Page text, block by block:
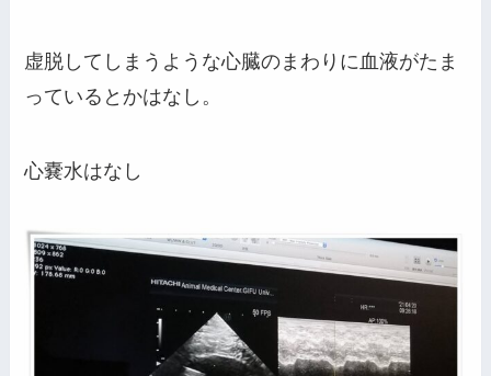
虚脱してしまうような心臓のまわりに血液がたま
っているとかはなし。
心嚢水はなし